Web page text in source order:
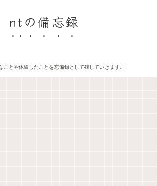
ntの備忘録
ことや体験したことを忘備録として残していきます。